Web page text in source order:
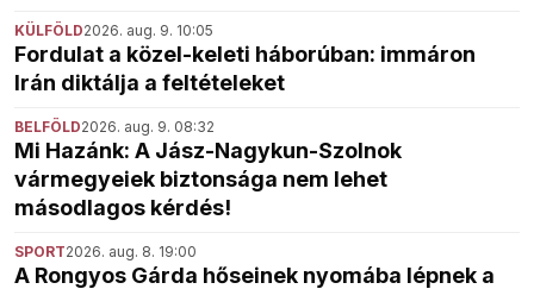
KÜLFÖLD2026. aug. 9. 10:05
Fordulat a közel-keleti háborúban: immáron
Irán diktálja a feltételeket
BELFÖLD2026. aug. 9. 08:32
Mi Hazánk: A Jász-Nagykun-Szolnok
vármegyeiek biztonsága nem lehet
másodlagos kérdés!
SPORT2026. aug. 8. 19:00
A Rongyos Gárda hőseinek nyomába lépnek a